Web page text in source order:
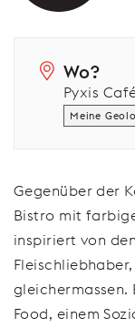
Wo?
Pyxis
Meine
Gegenüber der
Bistro mit
inspiriert von
gleichermassen.
Food, einem